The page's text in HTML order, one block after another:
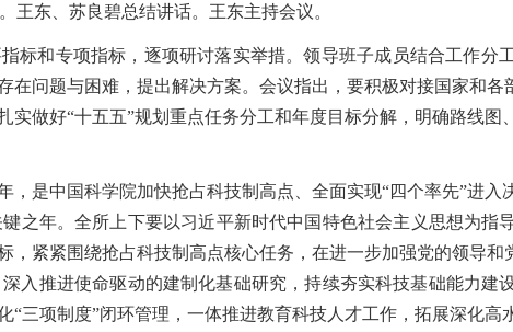
王东、苏良碧总结讲话。王东主持会议。
标和专项指标，逐项研讨落实举措。领导班子成员结合工作分
在问题与困难，提出解决方案。会议指出，要积极对接国家和各
实做好“十五五”规划重点任务分工和年度目标分解，明确路线
，是中国科学院加快抢占科技制高点、全面实现“四个率先”进
之年。全所上下要以习近平新时代中国特色社会主义思想为指
，紧紧围绕抢占科技制高点核心任务，在进一步加强党的领导和
入推进使命驱动的建制化基础研究，持续夯实科技基础能力建
“三项制度”闭环管理，一体推进教育科技人才工作，拓展深化高